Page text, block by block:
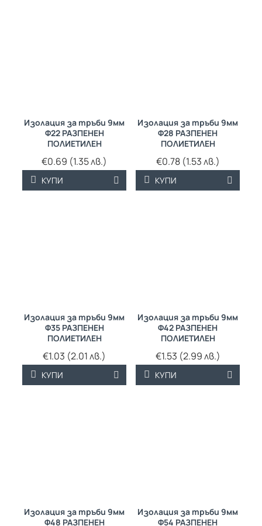
Изолация за тръби 9мм
Ф22 РАЗПЕНЕН
ПОЛИЕТИЛЕН
€0.69 (1.35 лв.)
КУПИ
Изолация за тръби 9мм
Ф28 РАЗПЕНЕН
ПОЛИЕТИЛЕН
€0.78 (1.53 лв.)
КУПИ
Изолация за тръби 9мм
Ф35 РАЗПЕНЕН
ПОЛИЕТИЛЕН
€1.03 (2.01 лв.)
КУПИ
Изолация за тръби 9мм
Ф42 РАЗПЕНЕН
ПОЛИЕТИЛЕН
€1.53 (2.99 лв.)
КУПИ
Изолация за тръби 9мм
Ф48 РАЗПЕНЕН
Изолация за тръби 9мм
Ф54 РАЗПЕНЕН